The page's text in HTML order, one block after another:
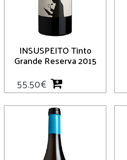
INSUSPEITO Tinto
Grande Reserva 2015
55.50€